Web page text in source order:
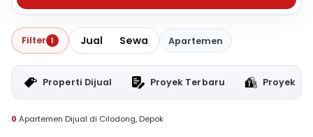
Filter 1 Jual Sewa Apartemen
Properti Dijual Proyek Terbaru Proyek
0 Apartemen Dijual di Cilodong, Depok